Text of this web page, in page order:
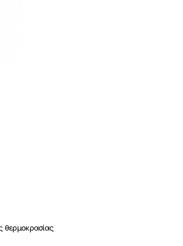
θερμοκρασίας